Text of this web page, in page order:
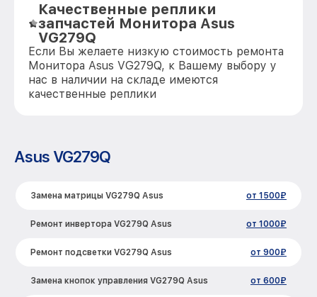
Качественные реплики
запчастей Монитора Asus
VG279Q
Если Вы желаете низкую стоимость ремонта
Монитора Asus VG279Q, к Вашему выбору у
нас в наличии на складе имеются
качественные реплики
Asus VG279Q
Замена матрицы VG279Q Asus от 1500₽
Ремонт инвертора VG279Q Asus от 1000₽
Ремонт подсветки VG279Q Asus от 900₽
Замена кнопок управления VG279Q Asus от 600₽